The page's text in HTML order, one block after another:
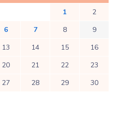
1
2
6 7 8
9
13 14 15
16
20 21 22
23
27 28 29
30